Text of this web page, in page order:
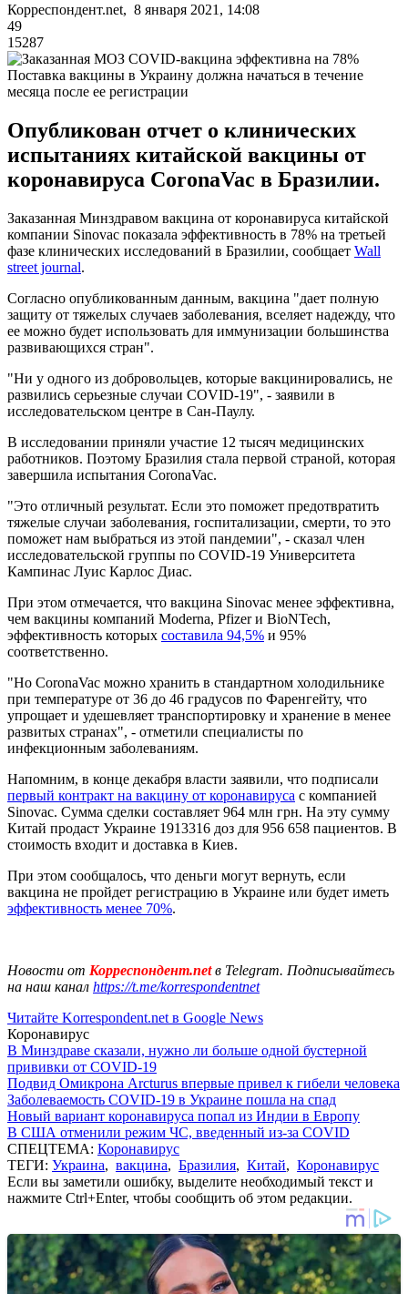
Корреспондент.net, 8 января 2021, 14:08
49
15287
Поставка вакцины в Украину должна начаться в течение
месяца после ее регистрации
Опубликован отчет о клинических
испытаниях китайской вакцины от
коронавируса CoronaVac в Бразилии.
Заказанная Минздравом вакцина от коронавируса китайской
компании Sinovac показала эффективность в 78% на третьей
фазе клинических исследований в Бразилии, сообщает Wall
street journal.
Согласно опубликованным данным, вакцина "дает полную
защиту от тяжелых случаев заболевания, вселяет надежду, что
ее можно будет использовать для иммунизации большинства
развивающихся стран".
"Ни у одного из добровольцев, которые вакцинировались, не
развились серьезные случаи COVID-19", - заявили в
исследовательском центре в Сан-Паулу.
В исследовании приняли участие 12 тысяч медицинских
работников. Поэтому Бразилия стала первой страной, которая
завершила испытания CoronaVac.
"Это отличный результат. Если это поможет предотвратить
тяжелые случаи заболевания, госпитализации, смерти, то это
поможет нам выбраться из этой пандемии", - сказал член
исследовательской группы по COVID-19 Университета
Кампинас Луис Карлос Диас.
При этом отмечается, что вакцина Sinovac менее эффективна,
чем вакцины компаний Moderna, Pfizer и BioNTech,
эффективность которых составила 94,5% и 95%
соответственно.
"Но CoronaVac можно хранить в стандартном холодильнике
при температуре от 36 до 46 градусов по Фаренгейту, что
упрощает и удешевляет транспортировку и хранение в менее
развитых странах", - отметили специалисты по
инфекционным заболеваниям.
Напомним, в конце декабря власти заявили, что подписали
первый контракт на вакцину от коронавируса с компанией
Sinovac. Сумма сделки составляет 964 млн грн. На эту сумму
Китай продаст Украине 1913316 доз для 956 658 пациентов. В
стоимость входит и доставка в Киев.
При этом сообщалось, что деньги могут вернуть, если
вакцина не пройдет регистрацию в Украине или будет иметь
эффективность менее 70%.
Новости от Корреспондент.netв Telegram. Подписывайтесь
на наш канал https://t.me/korrespondentnet
Читайте Korrespondent.net в Google News
Коронавирус
В Минздраве сказали, нужно ли больше одной бустерной
прививки от COVID-19
Подвид Омикрона Arcturus впервые привел к гибели человека
Заболеваемость COVID-19 в Украине пошла на спад
Новый вариант коронавируса попал из Индии в Европу
В США отменили режим ЧС, введенный из-за COVID
СПЕЦТЕМА: Коронавирус
ТЕГИ: Украина, вакцина, Бразилия, Китай, Коронавирус
Если вы заметили ошибку, выделите необходимый текст и
нажмите Ctrl+Enter, чтобы сообщить об этом редакции.